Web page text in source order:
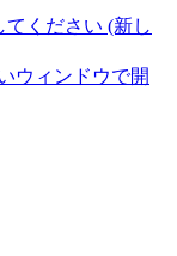
てください (新し
ウィンドウで開